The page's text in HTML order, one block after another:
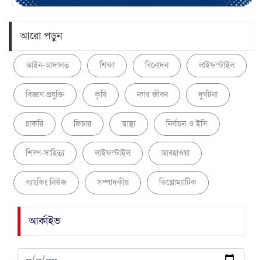
আরো পড়ুন
আইন-আদালত শিক্ষা বিনোদন লাইফস্টাইল
বিজ্ঞাণ প্রযুক্তি কৃষি নগর জীবন দুর্ঘটনা
চাকরি ফিচার স্বাস্থ্য নির্বাচন ও ইসি
শিল্প-সাহিত্য লাইফস্টাইল আবহাওয়া
ব্যাংকিং নিউজ সম্পাদকীয় ডিপ্লোম্যাটিক
আর্কাইভ